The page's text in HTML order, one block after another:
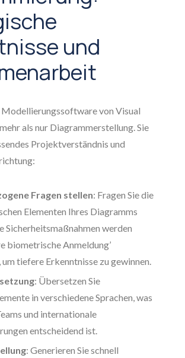
und
von Visual
als nur Diagrammerstellung. Sie
Projektverständnis und
Fragen stellen: Fragen Sie die
Elementen Ihres Diagramms
Sicherheitsmaßnahmen werden
biometrische Anmeldung’
tiefere Erkenntnisse zu gewinnen.
: Übersetzen Sie
in verschiedene Sprachen, was
und internationale
entscheidend ist.
: Generieren Sie schnell